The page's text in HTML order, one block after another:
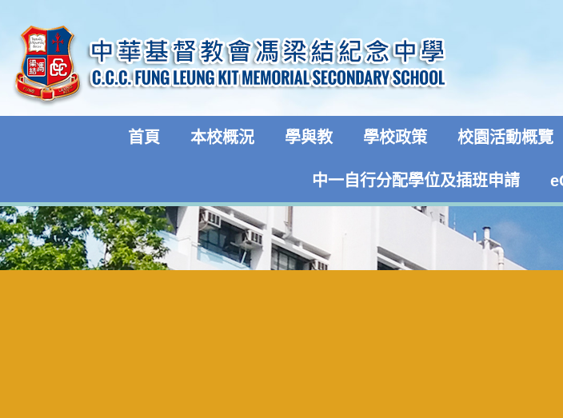
首頁 本校概況 學與教 學校政策 校園活動概覽
中一自行分配學位及插班申請